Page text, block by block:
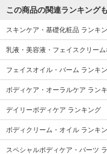
この商品の関連ランキング
スキンケア・基礎化粧品 ランキ
乳液・美容液・フェイスクリー
フェイスオイル・バーム ランキ
ボディケア・オーラルケア ラン
デイリーボディケア ランキング
ボディクリーム・オイル ランキ
スペシャルボディケア・パーツ